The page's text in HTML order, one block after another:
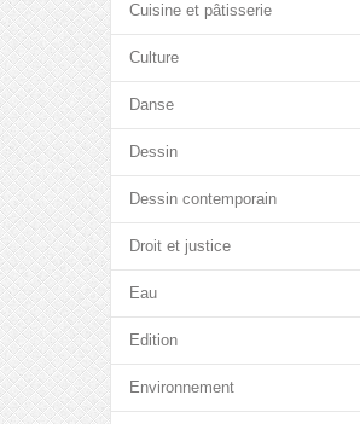
Cuisine et pâtisserie
Culture
Danse
Dessin
Dessin contemporain
Droit et justice
Eau
Edition
Environnement